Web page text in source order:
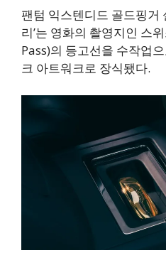
팬텀 익스텐디드 골드핑거
리’는 영화의 촬영지인 스
Pass)의 등고선을 수작업
크 아트워크로 장식됐다.